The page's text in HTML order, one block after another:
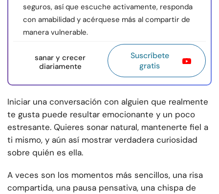
seguros, así que escuche activamente, responda
con amabilidad y acérquese más al compartir de
manera vulnerable.
sanar y crecer
diariamente
Suscríbete
gratis
Iniciar una conversación con alguien que realmente
te gusta puede resultar emocionante y un poco
estresante. Quieres sonar natural, mantenerte fiel a
ti mismo, y aún así mostrar verdadera curiosidad
sobre quién es ella.
A veces son los momentos más sencillos, una risa
compartida, una pausa pensativa, una chispa de